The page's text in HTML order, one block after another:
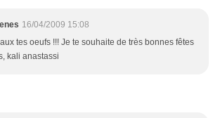
16/04/2009 15:08
tes oeufs !!! Je te souhaite de très bonnes fêtes
kali anastassi